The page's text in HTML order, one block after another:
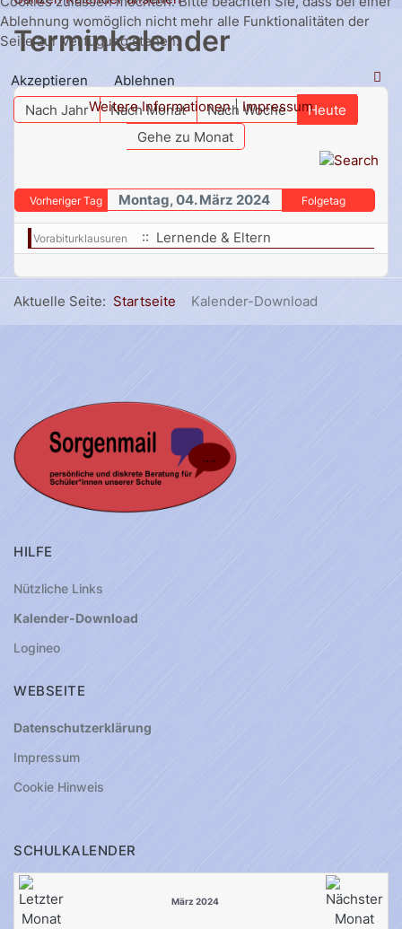
Terminkalender
Nach Jahr Nach Monat Nach Woche
Heute
Gehe zu Monat
Vorheriger Tag Montag, 04. März 2024 Folgetag
Vorabiturklausuren :: Lernende & Eltern
Aktuelle Seite: Startseite Kalender-Download
HILFE
Nützliche Links
Kalender-Download
Logineo
WEBSEITE
Datenschutzerklärung
Impressum
Cookie Hinweis
SCHULKALENDER
März 2024
Ablehnung womöglich nicht mehr alle Funktionalitäten der
Seite zur Verfügung stehen.
Akzeptieren
Ablehnen
Weitere Informationen| Impressum